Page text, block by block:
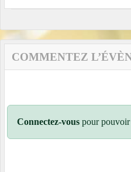
COMMENTEZ
Connectez-vous pour pouvoir